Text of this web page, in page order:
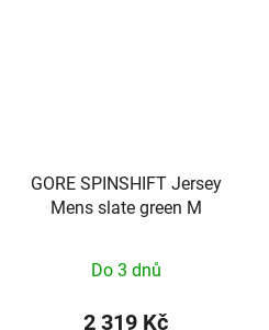
GORE SPINSHIFT Jersey
Mens slate green M
Do 3 dnů
2 319 Kč